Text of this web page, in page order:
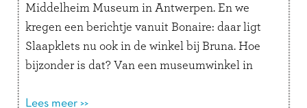
Middelheim Museum in Antwerpen. En we
kregen een berichtje vanuit Bonaire: daar ligt
Slaapklets nu ook in de winkel bij Bruna. Hoe
bijzonder is dat? Van een museumwinkel in
verder
Lees meer >>